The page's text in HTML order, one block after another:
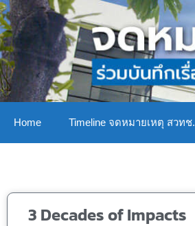
Home Timeline จดหมายเหตุ สวทช.
3 Decades of Impacts